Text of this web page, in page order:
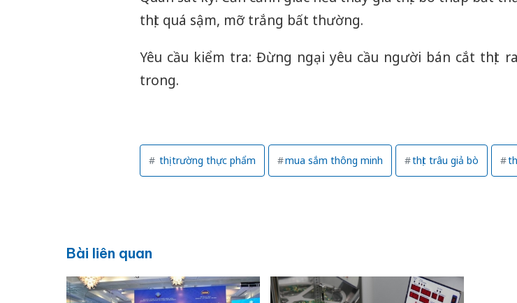
thịt quá sậm, mỡ trắng bất thường.
Yêu cầu kiểm tra: Đừng ngại yêu cầu người bán cắt thịt
trong.
thị trường thực phẩm mua sắm thông minh thịt trâu giả bò
Bài liên quan